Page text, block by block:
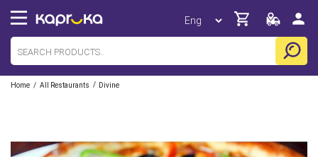
Home / All Restaurants / Divine